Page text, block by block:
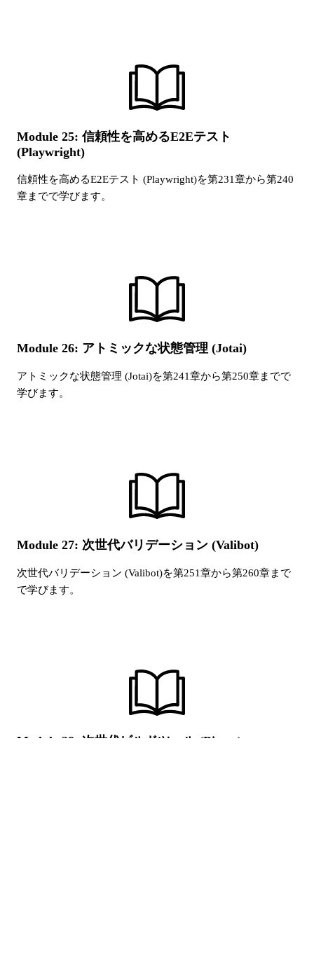
Module 25: 信頼性を高めるE2Eテスト
(Playwright)
信頼性を高めるE2Eテスト (Playwright)を第231章から第240
章までで学びます。
Module 26: アトミックな状態管理 (Jotai)
アトミックな状態管理 (Jotai)を第241章から第250章までで
学びます。
Module 27: 次世代バリデーション (Valibot)
次世代バリデーション (Valibot)を第251章から第260章まで
で学びます。
Module 28: 次世代ビルドツール (Biome)